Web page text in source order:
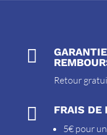

Retour
 FRAIS DE
5€ pour